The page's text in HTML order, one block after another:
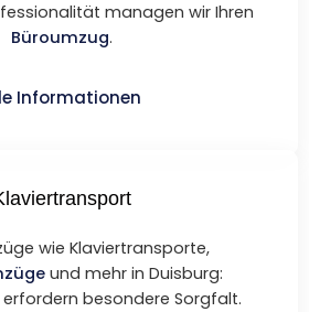
managen wir Ihren
Büroumzug.
Informationen
wie Klaviertransporte,
und mehr in Duisburg:
besondere Sorgfalt.